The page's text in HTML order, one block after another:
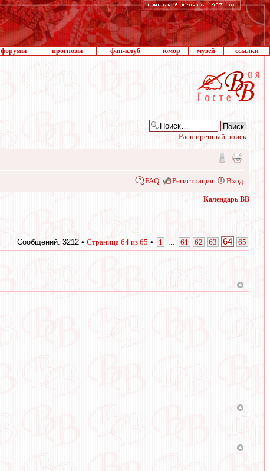
форумы прогнозы фан-клуб юмор музей ссылки
Расширенный поиск
FAQ Регистрация Вход
Календарь ВВ
Сообщений: 3212 • Страница 64 из 65 • 1 61 62 63 64 65